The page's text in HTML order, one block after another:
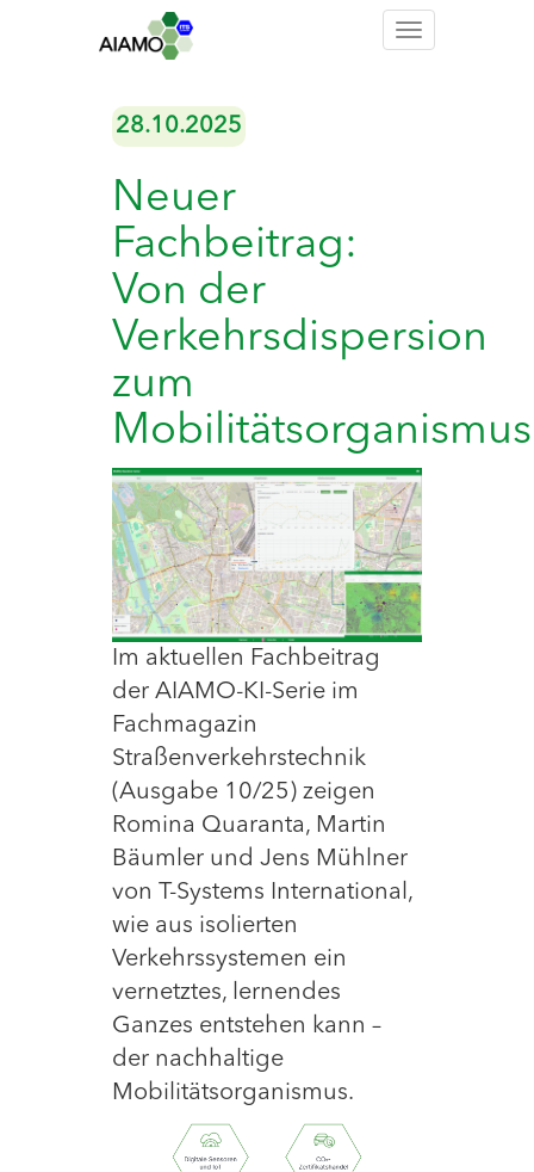
Toggle
28.10.2025
Neuer
Fachbeitrag:
Von der
Verkehrsdispersion
zum
Im aktuellen Fachbeitrag
der AIAMO-KI-Serie im
Fachmagazin
Straßenverkehrstechnik
(Ausgabe 10/25) zeigen
Romina Quaranta, Martin
Bäumler und Jens Mühlner
von T-Systems International,
wie aus isolierten
Verkehrssystemen ein
vernetztes, lernendes
Ganzes entstehen kann –
der nachhaltige
Mobilitätsorganismus.